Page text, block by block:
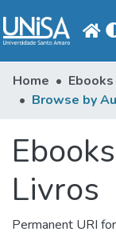
Communities &
Produção Docente
Library
Home Ebooks
Browse by
Livros
Permanent URI